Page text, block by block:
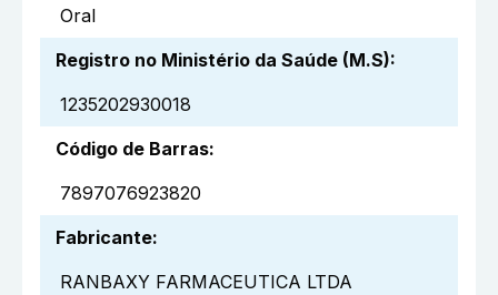
Oral
Registro no Ministério da Saúde (M.S):
1235202930018
Código de Barras:
7897076923820
Fabricante:
RANBAXY FARMACEUTICA LTDA